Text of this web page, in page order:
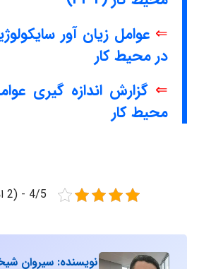
⇐ عوامل زیان آور
در محیط کار
⇐ گزارش اندازه گیری
محیط کار
4/5 - (2 امتیاز)
نویسنده: سیروان